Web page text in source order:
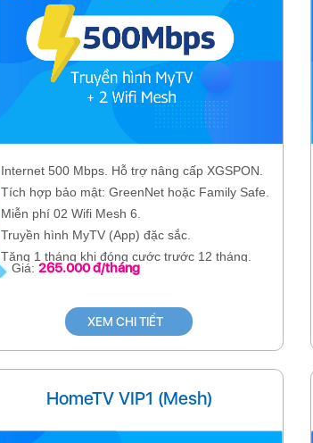
Internet 500 Mbps. Hỗ trợ nâng cấp XGSPON.
Tích hợp bảo mật: GreenNet hoặc Family Safe.
Miễn phí 02 Wifi Mesh 6.
Truyền hình MyTV (App) đặc sắc.
Tặng 1 tháng khi đóng cước trước 12 tháng.
Giá: 265.000 đ/tháng
XEM CHI TIẾT
HomeTV VIP1 (Mesh)